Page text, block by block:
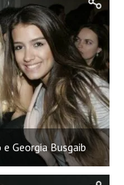
Georgia Busgaib